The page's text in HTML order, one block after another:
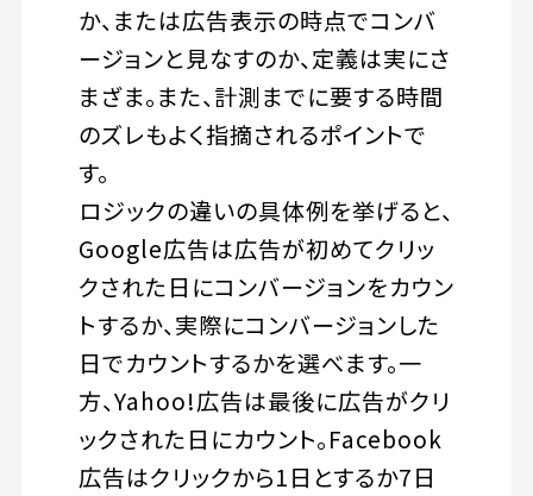
か、または広告表示の時点でコンバ
ージョンと見なすのか、定義は実にさ
まざま。また、計測までに要する時間
のズレもよく指摘されるポイントで
す。
ロジックの違いの具体例を挙げると、
Google広告は広告が初めてクリッ
クされた日にコンバージョンをカウン
トするか、実際にコンバージョンした
日でカウントするかを選べます。一
方、Yahoo!広告は最後に広告がクリ
ックされた日にカウント。Facebook
広告はクリックから1日とするか7日